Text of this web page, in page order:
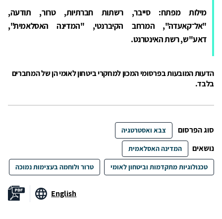
מילות מפתח: סייבר, רשתות חברתיות, טרור, תודעה,
"אל־קאעדה", המרחב הקיברנטי, "המדינה האסלאמית",
דאע"ש, רשת האינטרנט.
הדעות המובעות בפרסומי המכון למחקרי ביטחון לאומי הן של המחברים
בלבד.
סוג הפרסום צבא ואסטרטגיה
נושאים המדינה האסלאמית
טכנולוגיות מתקדמות וביטחון לאומי טרור ולוחמה בעצימות נמוכה
English